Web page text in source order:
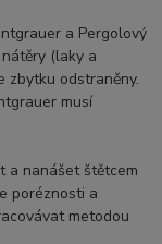
a Pergolový
(laky a
zbytku odstraněny.
musí
a nanášet štětcem
poréznosti a
metodou